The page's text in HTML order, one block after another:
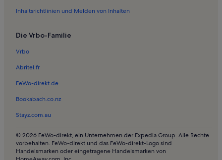
Inhaltsrichtlinien und Melden von Inhalten
Die Vrbo-Familie
Vrbo
Abritel.fr
FeWo-direkt.de
Bookabach.co.nz
Stayz.com.au
© 2026 FeWo-direkt, ein Unternehmen der Expedia Group. Alle Rechte
vorbehalten. FeWo-direkt und das FeWo-direkt-Logo sind
Handelsmarken oder eingetragene Handelsmarken von